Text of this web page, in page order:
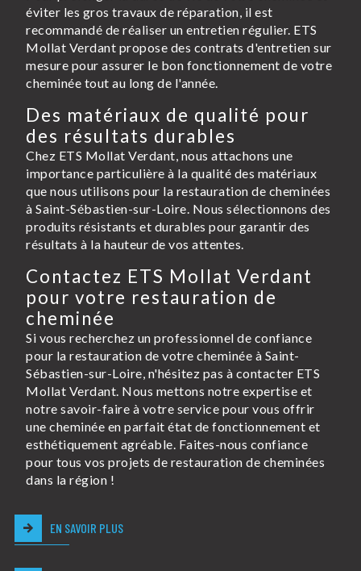
éviter les gros travaux de réparation, il est
recommandé de réaliser un entretien régulier. ETS
Mollat Verdant propose des contrats d'entretien sur
mesure pour assurer le bon fonctionnement de votre
cheminée tout au long de l'année.
Des matériaux de qualité pour
des résultats durables
Chez ETS Mollat Verdant, nous attachons une
importance particulière à la qualité des matériaux
que nous utilisons pour la restauration de cheminées
à Saint-Sébastien-sur-Loire. Nous sélectionnons des
produits résistants et durables pour garantir des
résultats à la hauteur de vos attentes.
Contactez ETS Mollat Verdant
pour votre restauration de
cheminée
Si vous recherchez un professionnel de confiance
pour la restauration de votre cheminée à Saint-
Sébastien-sur-Loire, n'hésitez pas à contacter ETS
Mollat Verdant. Nous mettons notre expertise et
notre savoir-faire à votre service pour vous offrir
une cheminée en parfait état de fonctionnement et
esthétiquement agréable. Faites-nous confiance
pour tous vos projets de restauration de cheminées
dans la région !
EN SAVOIR PLUS